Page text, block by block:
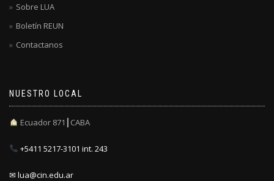
Sobre LUA
Boletín REUN
Contactanos
NUESTRO LOCAL
Ecuador 871┃CABA
+5411 5217-3101 int. 243
✉ lua@cin.edu.ar